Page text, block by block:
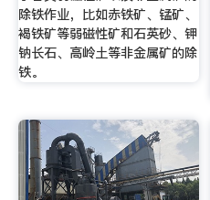
除铁作业，比如赤铁矿、锰矿、
褐铁矿等弱磁性矿和石英砂、钾
钠长石、高岭土等非金属矿的除
铁。